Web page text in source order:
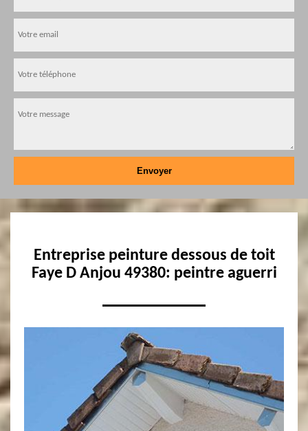
Entreprise peinture dessous de toit
Faye D Anjou 49380: peintre aguerri